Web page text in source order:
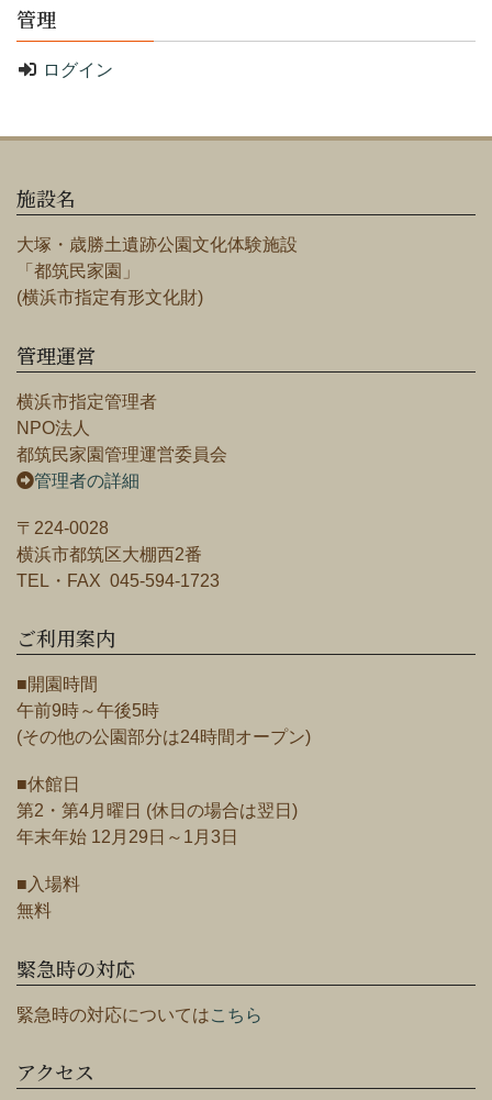
管理
ログイン
施設名
大塚・歳勝土遺跡公園文化体験施設
「都筑民家園」
(横浜市指定有形文化財)
管理運営
横浜市指定管理者
NPO法人
都筑民家園管理運営委員会
管理者の詳細
〒224-0028
横浜市都筑区大棚西2番
TEL・FAX 045-594-1723
ご利用案内
■開園時間
午前9時～午後5時
(その他の公園部分は24時間オープン)
■休館日
第2・第4月曜日 (休日の場合は翌日)
年末年始 12月29日～1月3日
■入場料
無料
緊急時の対応
緊急時の対応についてはこちら
アクセス